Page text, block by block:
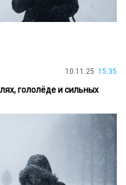
10.11.25 15:35
гололёде и сильных